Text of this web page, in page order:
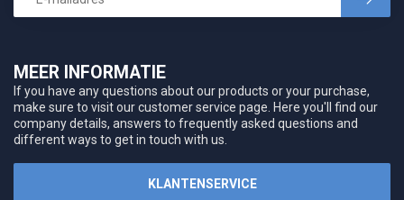
MEER INFORMATIE
If you have any questions about our products or your purchase,
make sure to visit our customer service page. Here you'll find our
company details, answers to frequently asked questions and
different ways to get in touch with us.
KLANTENSERVICE